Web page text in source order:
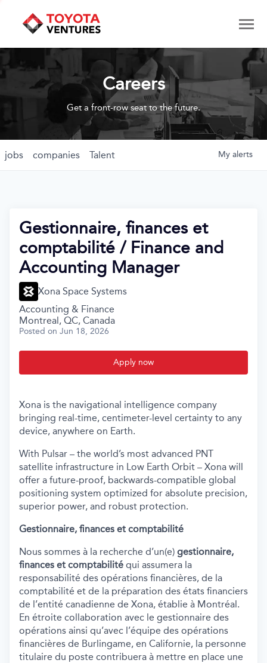
Careers
Get a front-row seat to the future.
jobs companies Talent My alerts
Gestionnaire, finances et
comptabilité / Finance and
Accounting Manager
Xona Space Systems
Accounting & Finance
Montreal, QC, Canada
Posted on Jun 18, 2026
Apply now
Xona is the navigational intelligence company
bringing real-time, centimeter-level certainty to any
device, anywhere on Earth.
With Pulsar – the world’s most advanced PNT
satellite infrastructure in Low Earth Orbit – Xona will
offer a future-proof, backwards-compatible global
positioning system optimized for absolute precision,
superior power, and robust protection.
Gestionnaire, finances et comptabilité
Nous sommes à la recherche d’un(e) gestionnaire,
finances et comptabilité qui assumera la
responsabilité des opérations financières, de la
comptabilité et de la préparation des états financiers
de l’entité canadienne de Xona, établie à Montréal.
En étroite collaboration avec le gestionnaire des
opérations ainsi qu’avec l’équipe des opérations
financières de Burlingame, en Californie, la personne
titulaire du poste contribuera à mettre en place une